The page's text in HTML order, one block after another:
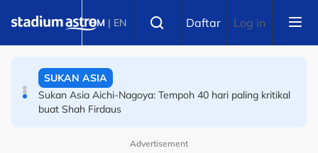
BM | EN Daftar Log in
Sukan Asia Aichi-Nagoya: Tempoh 40 hari paling kritikal
BADMINTON
AJBC: Percubaan kali ketiga bawa tuah, Rex Lim
akhirnya genggam emas
Advertisement